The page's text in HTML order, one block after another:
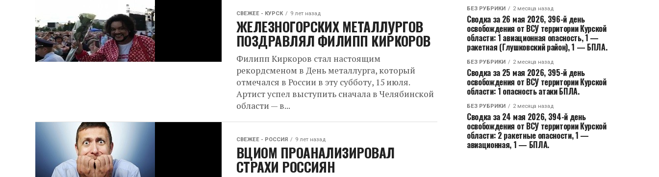
СВЕЖЕЕ - КУРСК 9 лет назад
ЖЕЛЕЗНОГОРСКИХ МЕТАЛЛУРГОВ
ПОЗДРАВЛЯЛ ФИЛИПП КИРКОРОВ
Филипп Киркоров стал настоящим
рекордсменом в День металлурга, который
отмечался в России в эту субботу, 15 июля.
Артист успел выступить сначала в Челябинской
области — в...
СВЕЖЕЕ - РОССИЯ 9 лет назад
ВЦИОМ ПРОАНАЛИЗИРОВАЛ
СТРАХИ РОССИЯН
БЕЗ РУБРИКИ 2 месяца назад
Сводка за 26 мая 2026, 396-й день
освобождения от ВСУ территории Курской
области: 1 авиационная опасность, 1 —
ракетная (Глушковский район), 1 — БПЛА.
БЕЗ РУБРИКИ 2 месяца назад
Сводка за 25 мая 2026, 395-й день
освобождения от ВСУ территории Курской
области: 1 опасность атаки БПЛА.
БЕЗ РУБРИКИ 2 месяца назад
Сводка за 24 мая 2026, 394-й день
освобождения от ВСУ территории Курской
области: 2 ракетные опасности, 1 —
авиационная, 1 — БПЛА.